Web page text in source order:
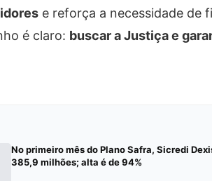
e reforça a necessidade de
é claro: buscar a Justiça e
No primeiro mês do Plano Safra, Sicredi
385,9 milhões; alta é de 94%